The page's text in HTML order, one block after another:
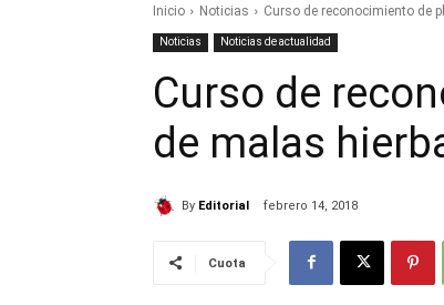
Inicio Noticias Curso de reconocimiento de
Noticias Noticias de actualidad
Curso de
de malas
By Editorial febrero 14, 2018
Cuota